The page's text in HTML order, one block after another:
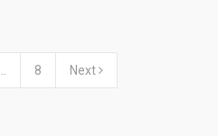
8 Next